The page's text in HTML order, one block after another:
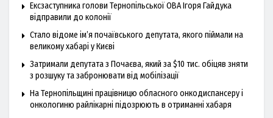
Ексзаступника голови Тернопільської ОВА Ігоря Гайдука
відправили до колонії
Стало відоме ім’я почаївського депутата, якого піймали на
великому хабарі у Києві
Затримали депутата з Почаєва, який за $10 тис. обіцяв зняти
з розшуку та забронювати від мобілізації
На Тернопільщині працівницю обласного онкодиспансеру і
онкологиню райлікарні підозрюють в отриманні хабаря